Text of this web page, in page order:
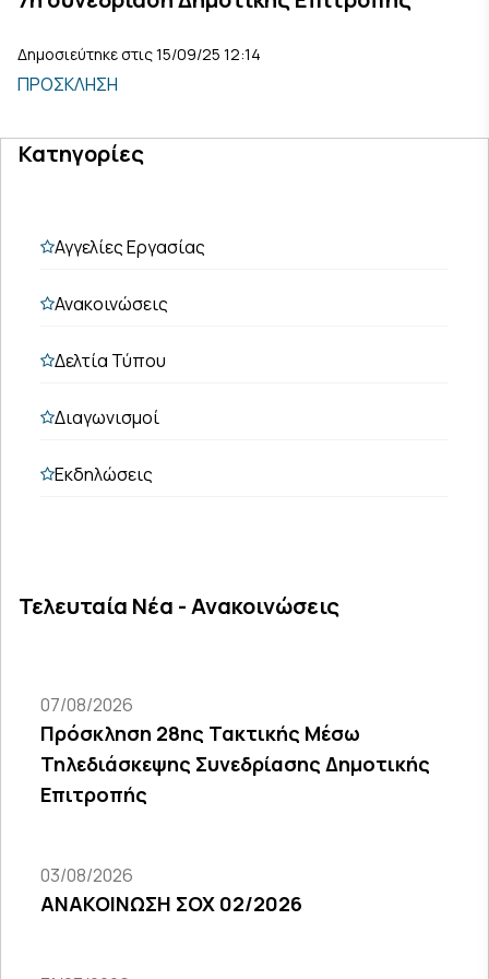
Δημοσιεύτηκε στις 15/09/25 12:14
ΠΡΟΣΚΛΗΣΗ
Κατηγορίες
Αγγελίες Εργασίας
Ανακοινώσεις
Δελτία Τύπου
Διαγωνισμοί
Εκδηλώσεις
Τελευταία Νέα - Ανακοινώσεις
07/08/2026
Πρόσκληση 28ης Τακτικής Μέσω
Τηλεδιάσκεψης Συνεδρίασης Δημοτικής
Επιτροπής
03/08/2026
ΑΝΑΚΟΙΝΩΣΗ ΣΟΧ 02/2026